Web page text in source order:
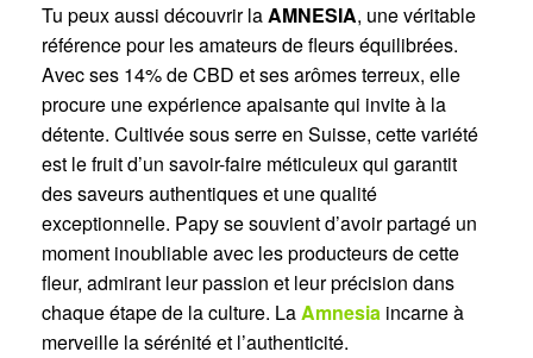
Tu peux aussi découvrir laAMNESIA, une véritable
référence pour les amateurs de fleurs équilibrées.
Avec ses 14% de CBD et ses arômes terreux, elle
procure une expérience apaisante qui invite à la
détente. Cultivée sous serre en Suisse, cette variété
est le fruit d’un savoir-faire méticuleux qui garantit
des saveurs authentiques et une qualité
exceptionnelle. Papy se souvient d’avoir partagé un
moment inoubliable avec les producteurs de cette
fleur, admirant leur passion et leur précision dans
chaque étape de la culture. LaAmnesia incarne à
merveille la sérénité et l’authenticité.